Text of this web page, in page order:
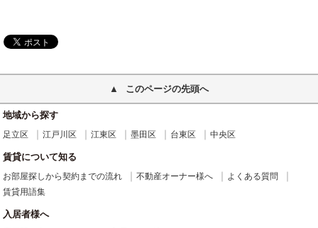
このページの先頭へ
地域から探す
足立区 江戸川区 江東区 墨田区 台東区 中央区
賃貸について知る
お部屋探しから契約までの流れ 不動産オーナー様へ
よくある質問
賃貸用語集
入居者様へ